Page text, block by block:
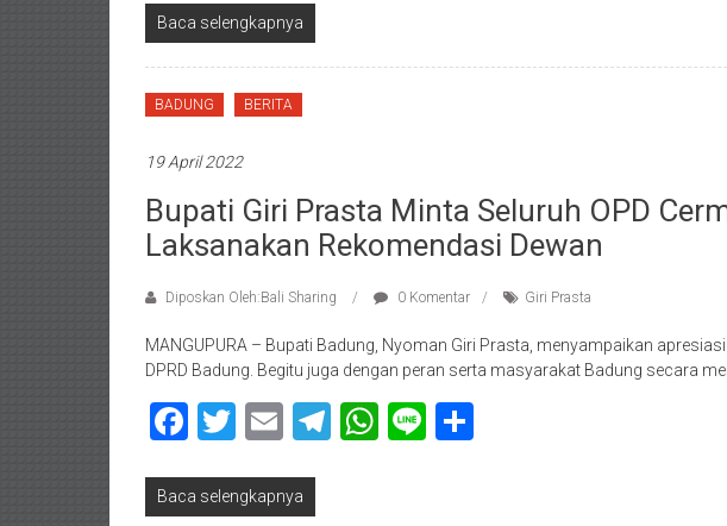
Baca selengkapnya
BADUNG BERITA
19 April 2022
Bupati Giri Prasta Minta Seluruh OPD
Laksanakan Rekomendasi Dewan
Diposkan Oleh:Bali Sharing 0 Komentar Giri Prasta
MANGUPURA – Bupati Badung, Nyoman Giri Prasta, menyampaikan
DPRD Badung. Begitu juga dengan peran serta masyarakat Badung secara
Facebook
Twitter
EmailTelegram
WhatsApp
Line
Baca selengkapnya